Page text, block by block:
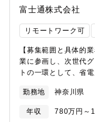
れるやりがいがあり
AI・IoT・モバイルと
り、新技術やトレン
いという方にはおス
上のみに依存せず、
ビス提供）の比率が8
増とコロナ渦で同社
務制度、時短勤務や
する基盤等のソリュ
以外にも多種にわた
す。配属後のキャリ
用サイト：
https://
介映像：https://
公共システム事業部
ス・サービス・製品
富士通株式会社
リモートワーク可
【募集範囲と具体的
業に参画し、次世代
トの一環として、省
たデータセンター／
ODMベンダーと連携
ます。【具体的には
勤務地 神奈川県
年収 780万円～